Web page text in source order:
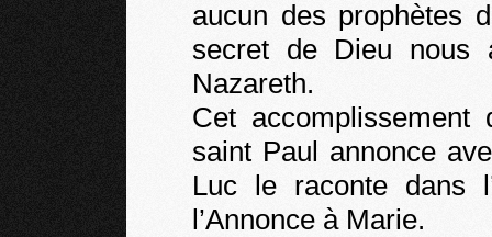
aucun des prophètes
secret de Dieu nous
Nazareth.
Cet
saint Paul annonce
Luc le raconte dans
l’Annonce à Marie.